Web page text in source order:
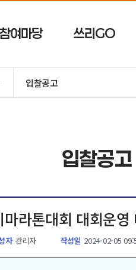
참여마당 쓰리GO
입찰공고
입찰공고
라톤대회 대회운
자 관리자 작성일 2024-02-05